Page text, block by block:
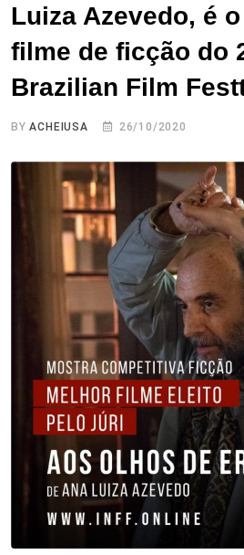
Luiza Azevedo, é
filme de ficção do
Brazilian Film
BYACHEIUSA 26/10/2020